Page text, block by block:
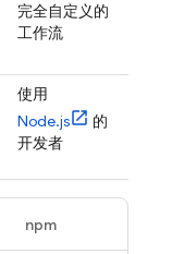
完全自定义的
工作流
使用
Node.js
的
开发者
npm